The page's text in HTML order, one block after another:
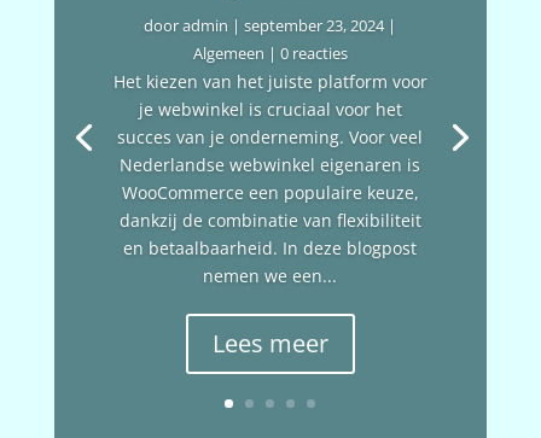
dooradmin |september 23, 2024|
Algemeen | 0 reacties
Het kiezen van het juiste platform voor
je webwinkel is cruciaal voor het
succes van je onderneming. Voor veel
Nederlandse webwinkel eigenaren is
WooCommerce een populaire keuze,
dankzij de combinatie van flexibiliteit
en betaalbaarheid. In deze blogpost
nemen we een...
Lees meer